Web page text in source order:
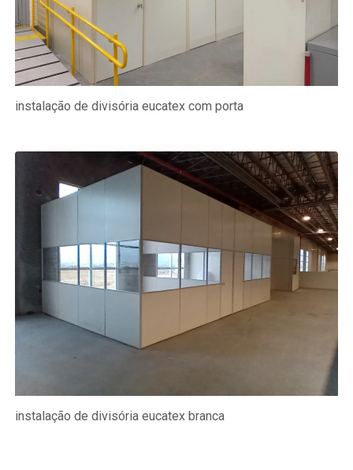
instalação de divisória eucatex com porta
instalação de divisória eucatex branca